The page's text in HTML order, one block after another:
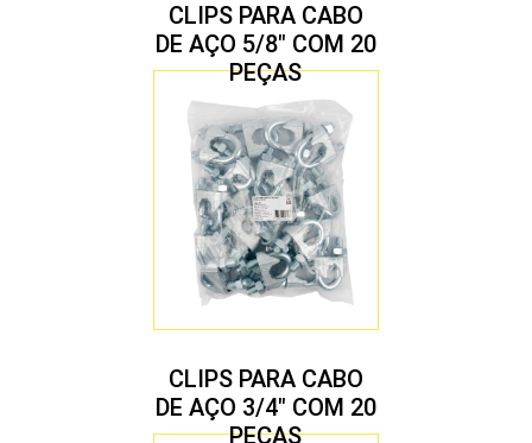
CLIPS PARA CABO
DE AÇO 5/8″ COM 20
PEÇAS
CLIPS PARA CABO
DE AÇO 3/4″ COM 20
PEÇAS